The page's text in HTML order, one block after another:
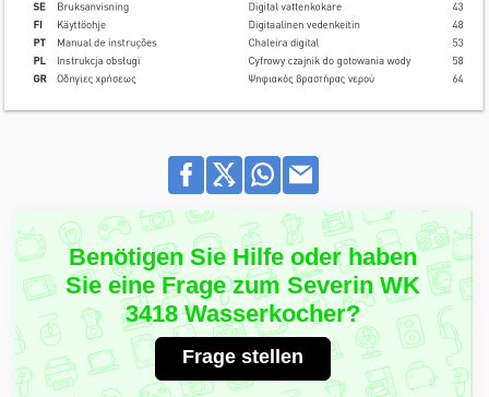
Benötigen Sie Hilfe oder haben
Sie eine Frage zum Severin WK
3418 Wasserkocher?
Frage stellen